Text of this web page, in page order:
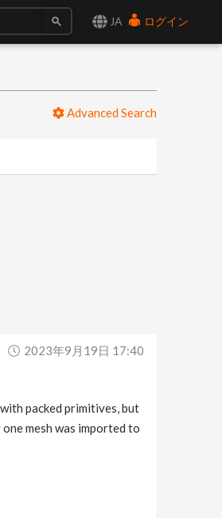
JA ログイン
Advanced Search
2023年9月19日 17:40
packed primitives, but
mesh was imported to